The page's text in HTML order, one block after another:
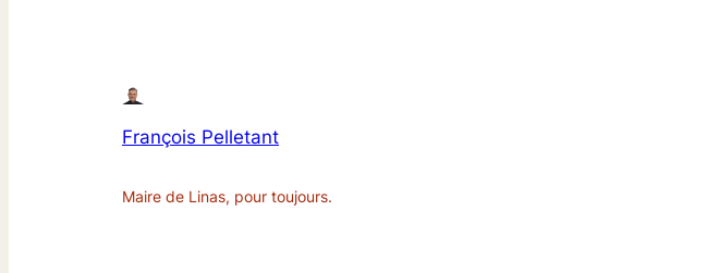
François Pelletant
Maire de Linas, pour toujours.